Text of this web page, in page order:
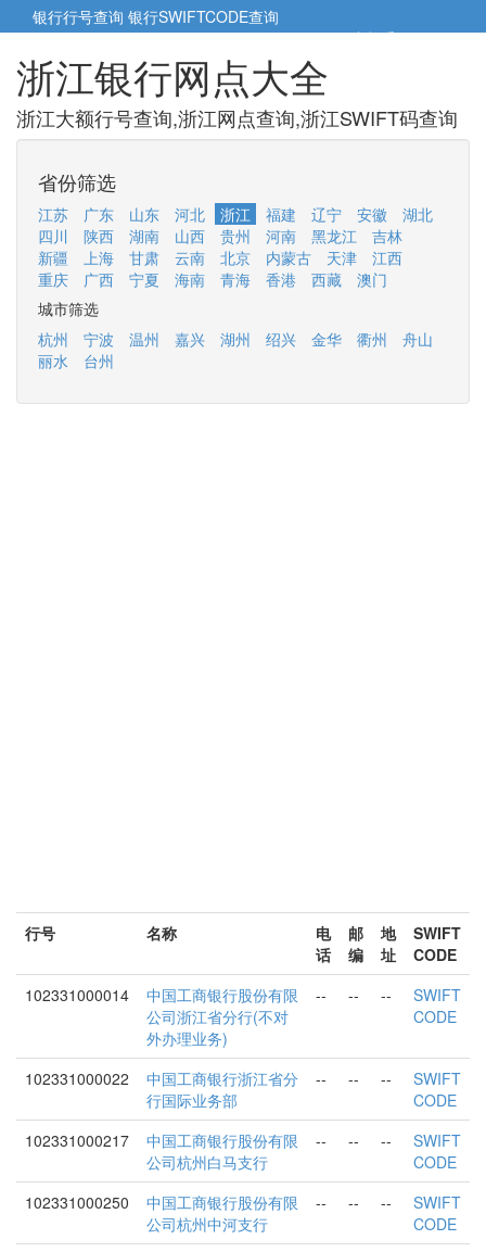
银行行号查询 银行SWIFTCODE查询
5cm小帮手5cm.cn
浙江银行网点大全
浙江大额行号查询,浙江网点查询,浙江SWIFT码查询
省份筛选
江苏 广东 山东 河北 浙江 福建 辽宁 安徽
湖北
四川
陕西 湖南 山西 贵州 河南 黑龙江
吉林
新疆
上海 甘肃 云南 北京 内蒙古 天津
江西
重庆
广西 宁夏 海南 青海 香港 西藏
澳门
城市筛选
杭州
宁波 温州 嘉兴 湖州 绍兴 金华 衢州
舟山
丽水
台州
行号 名称
电
话
邮
编
地
址
SWIFT
CODE
102331000014
中国工商银行股份有限
公司浙江省分行(不对
外办理业务)
-- -- --
SWIFT
CODE
102331000022
中国工商银行浙江省分
行国际业务部
-- -- --
SWIFT
CODE
102331000217
中国工商银行股份有限
公司杭州白马支行
-- -- --
SWIFT
CODE
102331000250
中国工商银行股份有限
公司杭州中河支行
-- -- --
SWIFT
CODE